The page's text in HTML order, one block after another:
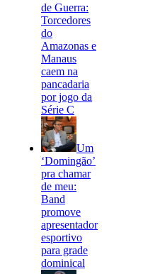
de Guerra:
Torcedores
do
Amazonas e
Manaus
caem na
pancadaria
por jogo da
Série C
Um
‘Domingão’
pra chamar
de meu:
Band
promove
apresentador
esportivo
para grade
dominical